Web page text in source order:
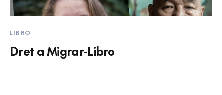
LIBRO
Dret a Migrar-Libro